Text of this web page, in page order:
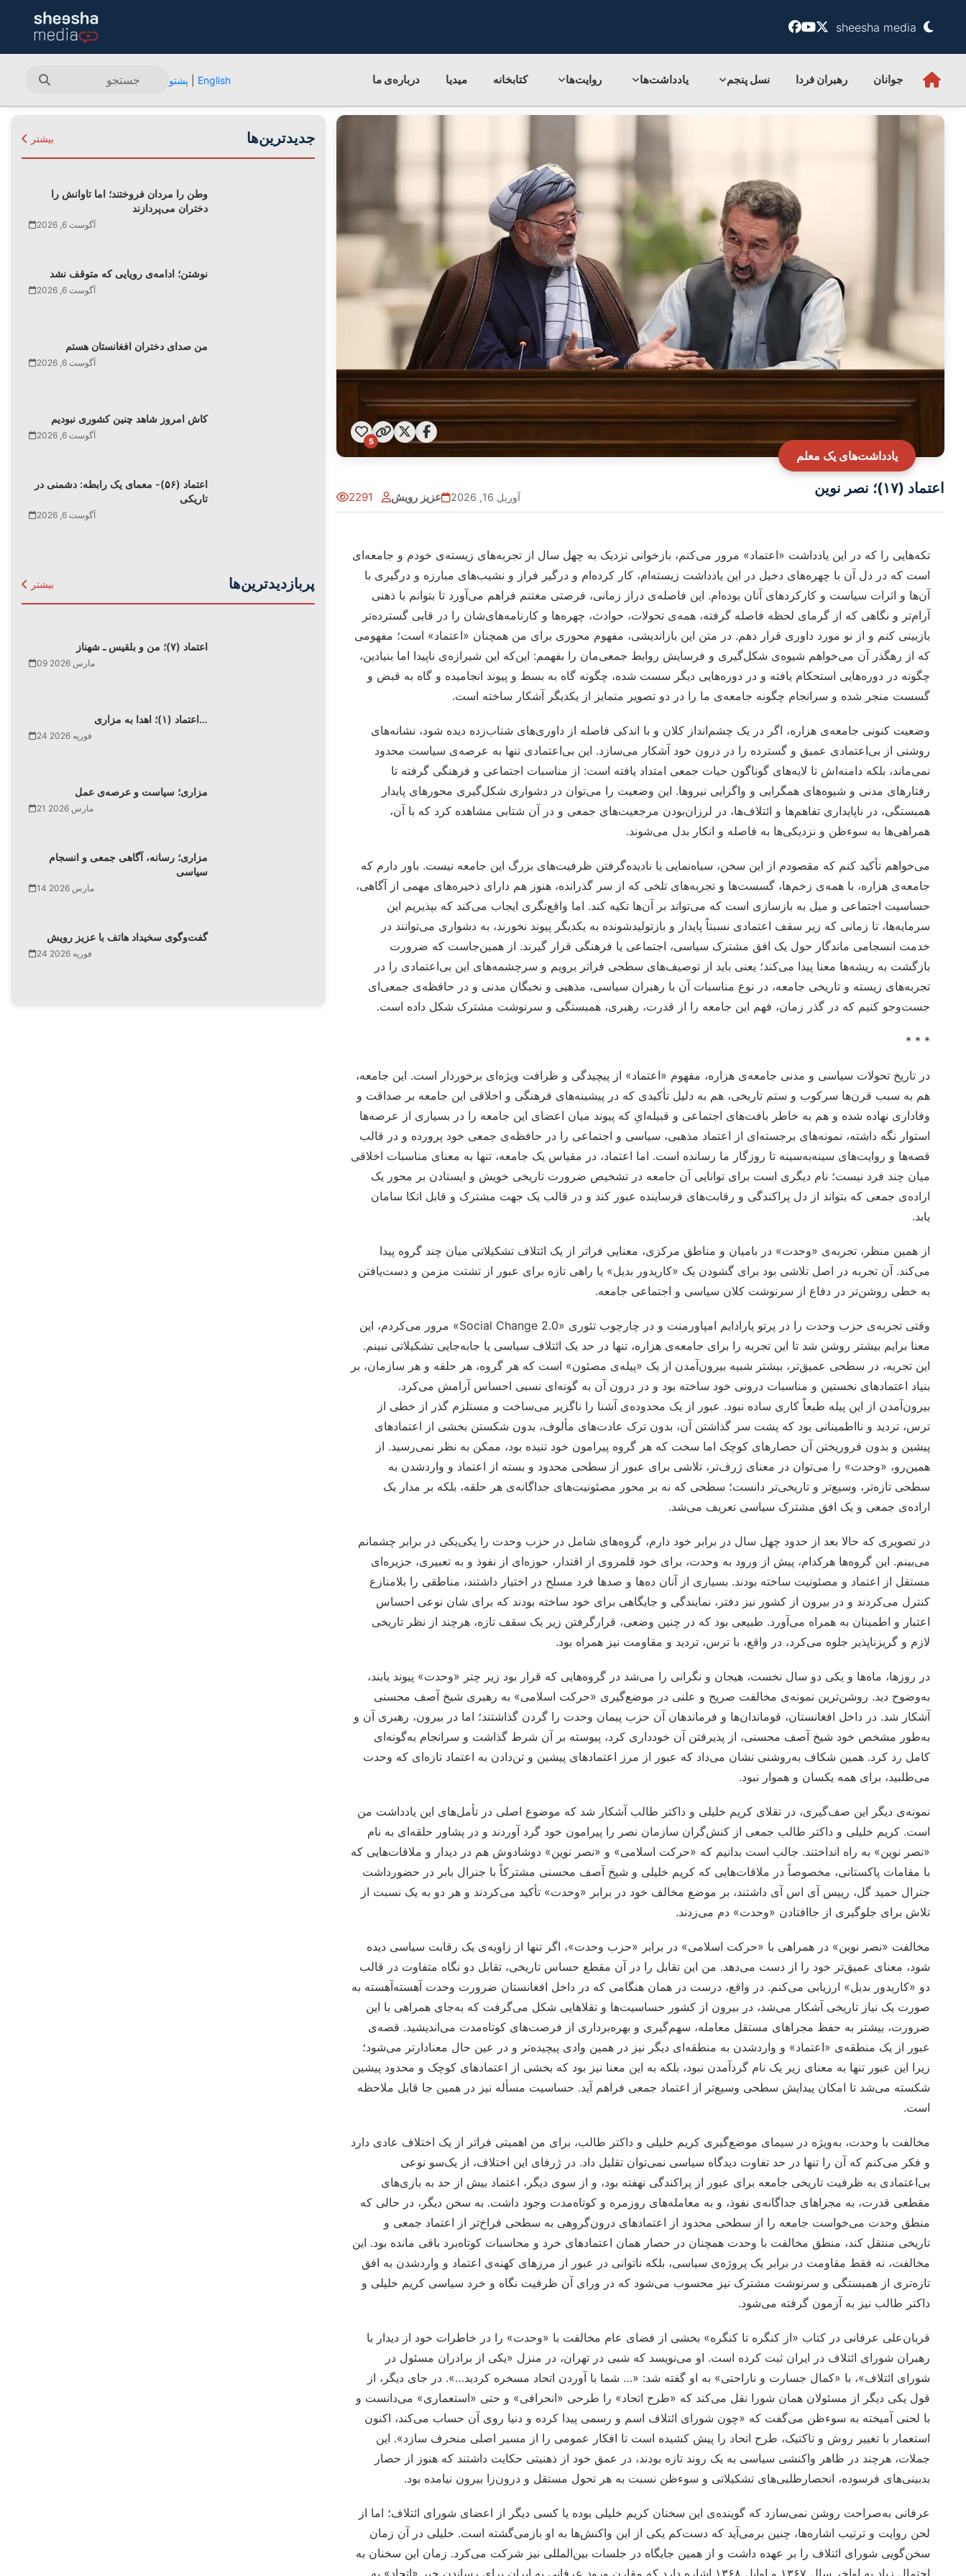
sheesha media
جوانان رهبران فردا نسل پنجم یادداشت‌ها روایت‌ها کتابخانه میدیا درباره‌ی‌ ما English پشتو
یادداشت‌های یک معلم
5
اعتماد (۱۷)؛ نصر نوین
2291 عزیز رویش آوریل 16, 2026
تکه‌هایی را که در این یادداشت «اعتماد» مرور می‌کنم، بازخوانی نزدیک به چهل سال از تجربه‌های زیسته‌ی خودم و جامعه‌ای
است که در دل آن با چهره‌های دخیل در این یادداشت زیسته‌ام، کار کرده‌ام و درگیر فراز و نشیب‌های مبارزه و درگیری با
آن‌ها و اثرات سیاست و کارکردهای آنان بوده‌ام. این فاصله‌ی دراز زمانی، فرصتی مغتنم فراهم می‌آورد تا بتوانم با ذهنی
آرام‌تر و نگاهی که از گرمای لحظه فاصله گرفته، همه‌ی تحولات، حوادث، چهره‌ها و کارنامه‌های‌شان را در قابی گسترده‌تر
بازبینی کنم و از نو مورد داوری قرار دهم. در متن این بازاندیشی، مفهوم محوری برای من همچنان «اعتماد» است؛ مفهومی
که از رهگذر آن می‌خواهم شیوه‌ی شکل‌گیری و فرسایش روابط جمعی‌مان را بفهمم: این‌که این شیرازه‌ی ناپیدا اما بنیادین،
چگونه در دوره‌هایی استحکام یافته و در دوره‌هایی دیگر سست شده، چگونه گاه به بسط و پیوند انجامیده و گاه به قبض و
گسست منجر شده و سرانجام چگونه جامعه‌ی ما را در دو تصویر متمایز از یکدیگر آشکار ساخته است.
وضعیت کنونی جامعه‌ی هزاره، اگر در یک چشم‌انداز کلان و با اندکی فاصله از داوری‌های شتاب‌زده دیده شود، نشانه‌های
روشنی از بی‌اعتمادی عمیق و گسترده را در درون خود آشکار می‌سازد. این بی‌اعتمادی تنها به عرصه‌ی سیاست محدود
نمی‌ماند، بلکه دامنه‌اش تا لایه‌های گوناگون حیات جمعی امتداد یافته است: از مناسبات اجتماعی و فرهنگی گرفته تا
رفتارهای مدنی و شیوه‌های همگرایی و واگرایی نیروها. این وضعیت را می‌توان در دشواری شکل‌گیری محورهای پایدار
همبستگی، در ناپایداری تفاهم‌ها و ائتلاف‌ها، در لرزان‌بودن مرجعیت‌های جمعی و در آن شتابی مشاهده کرد که با آن،
همراهی‌ها به سوءظن و نزدیکی‌ها به فاصله و انکار بدل می‌شوند.
می‌خواهم تأکید کنم که مقصودم از این سخن، سیاه‌نمایی یا نادیده‌گرفتن ظرفیت‌های بزرگ این جامعه نیست. باور دارم که
جامعه‌ی هزاره، با همه‌ی زخم‌ها، گسست‌ها و تجربه‌های تلخی که از سر گذرانده، هنوز هم دارای ذخیره‌های مهمی از آگاهی،
حساسیت اجتماعی و میل به بازسازی است که می‌تواند بر آن‌ها تکیه کند. اما واقع‌نگری ایجاب می‌کند که بپذیریم این
سرمایه‌ها، تا زمانی که زیر سقف اعتمادی نسبتاً پایدار و بازتولیدشونده به یکدیگر پیوند نخورند، به دشواری می‌توانند در
خدمت انسجامی ماندگار حول یک افق مشترک سیاسی، اجتماعی یا فرهنگی قرار گیرند. از همین‌جاست که ضرورت
بازگشت به ریشه‌ها معنا پیدا می‌کند؛ یعنی باید از توصیف‌های سطحی فراتر برویم و سرچشمه‌های این بی‌اعتمادی را در
تجربه‌های زیسته و تاریخی جامعه، در نوع مناسبات آن با رهبران سیاسی، مذهبی و نخبگان مدنی و در حافظه‌ی جمعی‌ای
جست‌وجو کنیم که در گذر زمان، فهم این جامعه را از قدرت، رهبری، همبستگی و سرنوشت مشترک شکل داده است.
* * *
در تاریخ تحولات سیاسی و مدنی جامعه‌ی هزاره، مفهوم «اعتماد» از پیچیدگی و ظرافت ویژه‌ای برخوردار است. این جامعه،
هم به سبب قرن‌ها سرکوب و ستم تاریخی، هم به دلیل تأکیدی که در پیشینه‌های فرهنگی و اخلاقی‌ این جامعه بر صداقت و
وفاداری نهاده شده و هم به خاطر بافت‌های اجتماعی و قبیله‌ای‌ِ که پیوند میان اعضای این جامعه را در بسیاری از عرصه‌ها
استوار نگه داشته، نمونه‌های برجسته‌ای از اعتماد مذهبی، سیاسی و اجتماعی را در حافظه‌ی جمعی خود پرورده و در قالب
قصه‌ها و روایت‌های سینه‌به‌سینه تا روزگار ما رسانده است. اما اعتماد، در مقیاس یک جامعه، تنها به معنای مناسبات اخلاقی
میان چند فرد نیست؛ نام دیگری است برای توانایی آن جامعه در تشخیص ضرورت تاریخی خویش و ایستادن بر محور یک
اراده‌ی جمعی که بتواند از دل پراکندگی و رقابت‌های فرساینده عبور کند و در قالب یک جهت مشترک و قابل اتکا سامان
یابد.
از همین منظر، تجربه‌ی «وحدت» در بامیان و مناطق مرکزی، معنایی فراتر از یک ائتلاف تشکیلاتی میان چند گروه پیدا
می‌کند. آن تجربه در اصل تلاشی بود برای گشودن یک «کاریدور بدیل» یا راهی تازه برای عبور از تشتت مزمن و دست‌یافتن
به خطی روشن‌تر در دفاع از سرنوشت کلان سیاسی و اجتماعی جامعه.
وقتی تجربه‌ی حزب وحدت را در پرتو پارادایم امپاورمنت و در چارچوب تئوری «Social Change 2.0» مرور می‌کردم، این
معنا برایم بیشتر روشن شد تا این تجربه را برای جامعه‌ی هزاره، تنها در حد یک ائتلاف سیاسی یا جابه‌جایی تشکیلاتی نبینم.
این تجربه، در سطحی عمیق‌تر، بیشتر شبیه بیرون‌آمدن از یک «پیله‌ی مصئون» است که هر گروه، هر حلقه و هر سازمان، بر
بنیاد اعتمادهای نخستین و مناسبات درونی خود ساخته بود و در درون آن به گونه‌ای نسبی احساس آرامش می‌کرد.
بیرون‌آمدن از این پیله طبعاً کاری ساده نبود. عبور از یک محدوده‌ی آشنا را ناگزیر می‌ساخت و مستلزم گذر از خطی از
ترس، تردید و نااطمینانی بود که پشت سر گذاشتن آن، بدون ترک عادت‌های مألوف، بدون شکستن بخشی از اعتمادهای
پیشین و بدون فروریختن آن حصارهای کوچک اما سخت که هر گروه پیرامون خود تنیده بود، ممکن به نظر نمی‌رسید. از
همین‌رو، «وحدت» را می‌توان در معنای ژرف‌تر، تلاشی برای عبور از سطحی محدود و بسته از اعتماد و واردشدن به
سطحی تازه‌تر، وسیع‌تر و تاریخی‌تر دانست؛ سطحی که نه بر محور مصئونیت‌های جداگانه‌ی هر حلقه، بلکه بر مدار یک
اراده‌ی جمعی و یک افق مشترک سیاسی تعریف می‌شد.
در تصویری که حالا بعد از حدود چهل سال در برابر خود دارم، گروه‌های شامل در حزب وحدت را یکی‌یکی در برابر چشمانم
می‌بینم. این گروه‌ها هرکدام، پیش از ورود به وحدت، برای خود قلمروی از اقتدار، حوزه‌ای از نفوذ و به تعبیری، جزیره‌ای
مستقل از اعتماد و مصئونیت ساخته بودند. بسیاری از آنان ده‌ها و صدها فرد مسلح در اختیار داشتند، مناطقی را بلامنازع
کنترل می‌کردند و در بیرون از کشور نیز دفتر، نمایندگی و جایگاهی برای خود ساخته بودند که برای شان نوعی احساس
اعتبار و اطمینان به همراه می‌آورد. طبیعی بود که در چنین وضعی، قرارگرفتن زیر یک سقف تازه، هرچند از نظر تاریخی
لازم و گریزناپذیر جلوه می‌کرد، در واقع، با ترس، تردید و مقاومت نیز همراه بود.
در روزها، ماه‌ها و یکی دو سال نخست، هیجان و نگرانی را می‌شد در گروه‌هایی که قرار بود زیر چتر «وحدت» پیوند یابند،
به‌وضوح دید. روشن‌ترین نمونه‌ی مخالفت صریح و علنی در موضع‌گیری «حرکت اسلامی» به رهبری شیخ آصف محسنی
آشکار شد. در داخل افغانستان، قوماندان‌ها و فرماندهان آن حزب پیمان وحدت را گردن گذاشتند؛ اما در بیرون، رهبری آن و
به‌طور مشخص خود شیخ آصف محسنی، از پذیرفتن آن خودداری کرد، پیوسته بر آن شرط گذاشت و سرانجام به‌گونه‌ای
کامل رد کرد. همین شکاف به‌روشنی نشان می‌داد که عبور از مرز اعتمادهای پیشین و تن‌دادن به اعتماد تازه‌ای که وحدت
می‌طلبید، برای همه یکسان و هموار نبود.
نمونه‌ی دیگر این صف‌گیری، در تقلای کریم خلیلی و داکتر طالب آشکار شد که موضوع اصلی در تأمل‌های این یادداشت من
است. کریم خلیلی و داکتر طالب جمعی از کنش‌گران سازمان نصر را پیرامون خود گرد آوردند و در پشاور حلقه‌ای به نام
«نصر نوین» به راه انداختند. جالب است بدانیم که «حرکت اسلامی» و «نصر نوین» دوشادوش هم در دیدار و ملاقات‌هایی که
با مقامات پاکستانی، مخصوصاً در ملاقات‌هایی که کریم خلیلی و شیخ آصف محسنی مشترکاً با جنرال بابر در حضورداشت
جنرال حمید گل، رییس آی اس آی داشتند، بر موضع مخالف خود در برابر «وحدت» تأکید می‌کردند و هر دو به یک نسبت از
تلاش برای جلوگیری از جاافتادن «وحدت» دم می‌زدند.
مخالفت «نصر نوین» در همراهی با «حرکت اسلامی» در برابر «حزب وحدت»، اگر تنها از زاویه‌ی یک رقابت سیاسی دیده
شود، معنای عمیق‌تر خود را از دست می‌دهد. من این تقابل را در آن مقطع حساس تاریخی، تقابل دو نگاه متفاوت در قالب
دو «کاریدور بدیل» ارزیابی می‌کنم. در واقع، درست در همان هنگامی که در داخل افغانستان ضرورت وحدت آهسته‌آهسته به
صورت یک نیاز تاریخی آشکار می‌شد، در بیرون از کشور حساسیت‌ها و تقلاهایی شکل می‌گرفت که به‌جای همراهی با این
ضرورت، بیشتر به حفظ مجراهای مستقل معامله، سهم‌گیری و بهره‌برداری از فرصت‌های کوتاه‌مدت می‌اندیشید. قصه‌ی
عبور از یک منطقه‌ی «اعتماد» و واردشدن به منطقه‌ای دیگر نیز در همین وادی پیچیده‌تر و در عین حال معنادارتر می‌شود؛
زیرا این عبور تنها به معنای زیر یک نام گردآمدن نبود، بلکه به این معنا نیز بود که بخشی از اعتماد‌های کوچک و محدود پیشین
شکسته می‌شد تا امکان پیدایش سطحی وسیع‌تر از اعتماد جمعی فراهم آید. حساسیت مسأله نیز در همین جا قابل ملاحظه
است.
مخالفت با وحدت، به‌ویژه در سیمای موضع‌گیری کریم خلیلی و داکتر طالب، برای من اهمیتی فراتر از یک اختلاف عادی دارد
و فکر می‌کنم که آن را تنها در حد تفاوت دیدگاه سیاسی نمی‌توان تقلیل داد. در ژرفای این اختلاف، از یک‌سو نوعی
بی‌اعتمادی به ظرفیت تاریخی جامعه برای عبور از پراکندگی نهفته بود، و از سوی دیگر، اعتماد بیش از حد به بازی‌های
مقطعی قدرت، به مجراهای جداگانه‌ی نفوذ، و به معامله‌های روزمره و کوتاه‌مدت وجود داشت. به سخن دیگر، در حالی که
منطق وحدت می‌خواست جامعه را از سطحی محدود از اعتمادهای درون‌گروهی به سطحی فراخ‌تر از اعتماد جمعی و
تاریخی منتقل کند، منطق مخالفت با وحدت همچنان در حصار همان اعتمادهای خرد و محاسبات کوتاه‌برد باقی مانده بود. این
مخالفت، نه فقط مقاومت در برابر یک پروژه‌ی سیاسی، بلکه ناتوانی در عبور از مرزهای کهنه‌ی اعتماد و واردشدن به افق
تازه‌تری از همبستگی و سرنوشت مشترک نیز محسوب می‌شود که در ورای آن ظرفیت نگاه و خرد سیاسی کریم خلیلی و
داکتر طالب نیز به آزمون گرفته می‌شود.
قربان‌علی عرفانی در کتاب «از کنگره تا کنگره» بخشی از فضای عام مخالفت با «وحدت» را در خاطرات خود از دیدار با
رهبران شورای ائتلاف در ایران ثبت کرده است. او می‌نویسد که شبی در تهران، در منزل «یکی از برادران مسئول در
شورای ائتلاف»، با «کمال جسارت و ناراحتی» به او گفته شد: «… شما با آوردن اتحاد مسخره کردید…». در جای دیگر، از
قول یکی دیگر از مسئولان همان شورا نقل می‌کند که «طرح اتحاد» را طرحی «انحرافی» و حتی «استعماری» می‌دانست و
با لحنی آمیخته به سوءظن می‌گفت که «چون شورای ائتلاف اسم و رسمی پیدا کرده و دنیا روی آن حساب می‌کند، اکنون
استعمار با تغییر روش و تاکتیک، طرح اتحاد را پیش کشیده است تا افکار عمومی را از مسیر اصلی منحرف سازد». این
جملات، هرچند در ظاهر واکنشی سیاسی به یک روند تازه بودند، در عمق خود از ذهنیتی حکایت داشتند که هنوز از حصار
بدبینی‌های فرسوده، انحصارطلبی‌های تشکیلاتی و سوءظن نسبت به هر تحول مستقل و درون‌زا بیرون نیامده بود.
عرفانی به‌صراحت روشن نمی‌سازد که گوینده‌ی این سخنان کریم خلیلی بوده یا کسی دیگر از اعضای شورای ائتلاف؛ اما از
لحن روایت و ترتیب اشاره‌ها، چنین برمی‌آید که دست‌کم یکی از این واکنش‌ها به او بازمی‌گشته است. خلیلی در آن زمان
سخن‌گویی شورای ائتلاف را بر عهده داشت و از همین جایگاه در جلسات بین‌المللی نیز شرکت می‌کرد. زمان این سخنان به
احتمال زیاد به اواخر سال ۱۳۶۷ و اوایل ۱۳۶۸ اشاره دارد که مقارن ورود عرفانی به ایران برای رساندن خبر «اتحاد» به
جدیدترین‌ها بیشتر
وطن را مردان فروختند؛ اما تاوانش را
دختران می‌پردازند
آگوست 6, 2026
نوشتن؛ ادامه‌ی رویایی که متوقف نشد
آگوست 6, 2026
من صدای دختران افغانستان هستم
آگوست 6, 2026
کاش امروز شاهد چنین کشوری نبودیم
آگوست 6, 2026
اعتماد (۵۶)- معمای یک رابطه: دشمنی در
تاریکی
آگوست 6, 2026
پربازدیدترین‌ها بیشتر
اعتماد (۷)؛ من و بلقیس ـ شهناز
09 مارس 2026
اعتماد (۱)؛ اهدا به مزاری…
24 فوریه 2026
مزاری؛ سیاست و عرصه‌ی عمل
21 مارس 2026
مزاری؛ رسانه، آگاهی جمعی و انسجام
سیاسی
14 مارس 2026
گفت‌وگوی سخیداد هاتف با عزیز رویش
24 فوریه 2026